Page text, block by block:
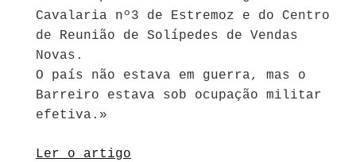
Cavalaria nº3 de Estremoz e do Centro
de Reunião de Solípedes de Vendas
Novas.
O país não estava em guerra, mas o
Barreiro estava sob ocupação militar
efetiva.»
Ler o artigo